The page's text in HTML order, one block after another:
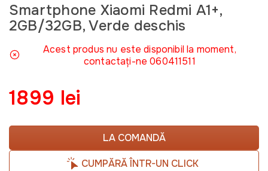
Smartphone Xiaomi Redmi A1+,
2GB/32GB, Verde deschis
Acest produs nu este disponibil la moment,
contactați-ne 060411511
1899 lei
LA COMANDĂ
CUMPĂRĂ ÎNTR-UN CLICK